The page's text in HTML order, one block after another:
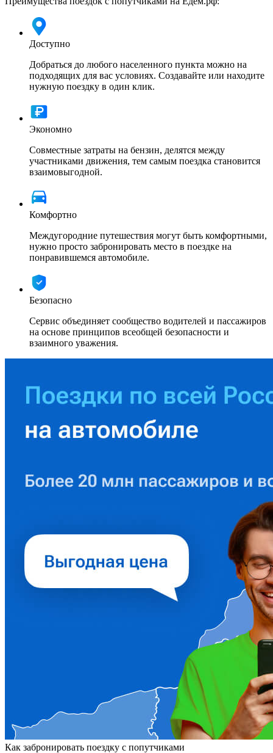
Доступно
Добраться до любого населенного пункта можно на
подходящих для вас условиях. Создавайте или находите
нужную поездку в один клик.
Экономно
Совместные затраты на бензин, делятся между
участниками движения, тем самым поездка становится
взаимовыгодной.
Комфортно
Междугородние путешествия могут быть комфортными,
нужно просто забронировать место в поездке на
понравившемся автомобиле.
Безопасно
Сервис объединяет сообщество водителей и пассажиров
на основе принципов всеобщей безопасности и
взаимного уважения.
Как забронировать поездку с попутчиками